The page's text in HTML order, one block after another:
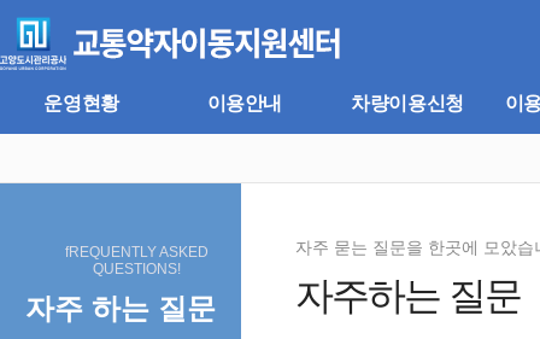
뉴
바
기
바
로
운영현황 이용안내 차량이용신청 이
자주 하는 질문
fREQUENTLY ASKED
QUESTIONS!
자주하는 질문
자주 묻는 질문을 한곳에 모았습